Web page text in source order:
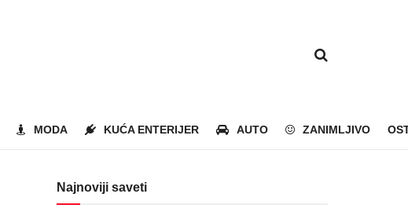
MODA KUĆA ENTERIJER AUTO ZANIMLJIVO
Najnoviji saveti